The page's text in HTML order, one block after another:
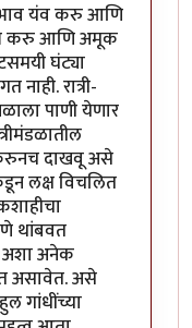
भाव यंव करु आणि
करु आणि अमूक
घंट्या
रात्री-
पाणी येणार
दाखवू असे
लक्ष विचलित
थांबवत
अशा अनेक
असावेत. असे
गांधींच्या